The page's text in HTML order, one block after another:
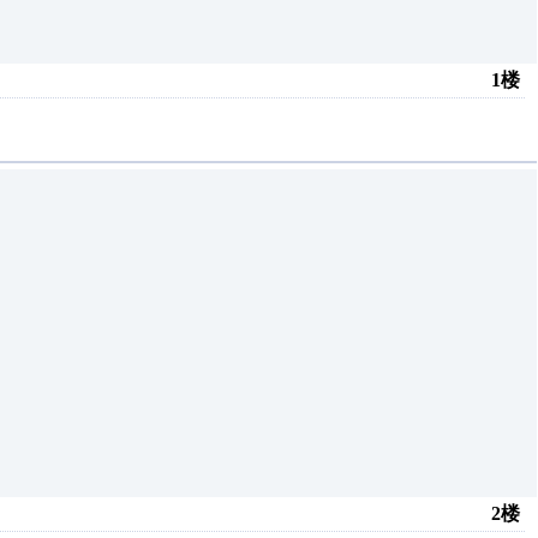
1楼
2楼